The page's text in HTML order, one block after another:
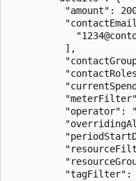
"amount":
          ],
"operator":
"tagFilter":